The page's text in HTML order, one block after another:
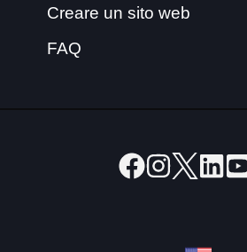
Creare un sito web
FAQ